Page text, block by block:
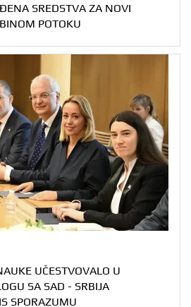
SREDSTVA ZA NOVI
POTOKU
UČESTVOVALO U
SA SAD - SRBIJA
SPORAZUMU